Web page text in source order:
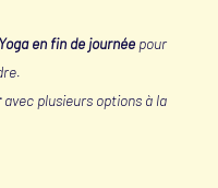
en fin de journée pour
avec plusieurs options à la